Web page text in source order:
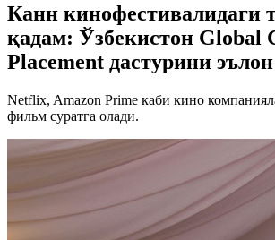
Канн кинофестивалидаги
қадам: Ўзбекистон Global
Placement дастурини
Netflix, Amazon Prime каби кино
фильм суратга олади.